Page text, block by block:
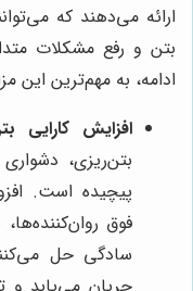
ارائه می‌دهند که
بتن و رفع مشکلات
ادامه، به مهم‌ترین این
افزایش کارایی
بتن‌ریزی،
پیچیده است.
فوق
سادگی حل